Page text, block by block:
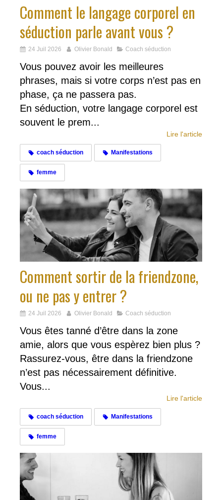
Comment le langage corporel en
séduction parle avant vous ?
24 Juil 2026 Olivier Bonald Coach séduction
Vous pouvez avoir les meilleures
phrases, mais si votre corps n’est pas en
phase, ça ne passera pas.
En séduction, votre langage corporel est
souvent le prem...
Lire l'article
coach séduction Manifestations
femme
Comment sortir de la friendzone,
ou ne pas y entrer ?
24 Juil 2026 Olivier Bonald Coach séduction
Vous êtes tanné d’être dans la zone
amie, alors que vous espèrez bien plus ?
Rassurez-vous, être dans la friendzone
n’est pas nécessairement définitive.
Vous...
Lire l'article
coach séduction Manifestations
femme